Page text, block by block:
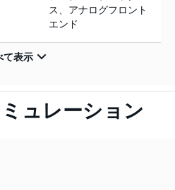
ス、アナログフロント
エンド
ュレーション